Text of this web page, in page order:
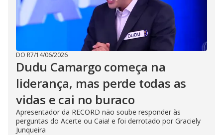
DO R7/14/06/2026
Dudu Camargo começa na
liderança, mas perde todas as
vidas e cai no buraco
Apresentador da RECORD não soube responder às
perguntas do Acerte ou Caia! e foi derrotado por Graciely
Junqueira